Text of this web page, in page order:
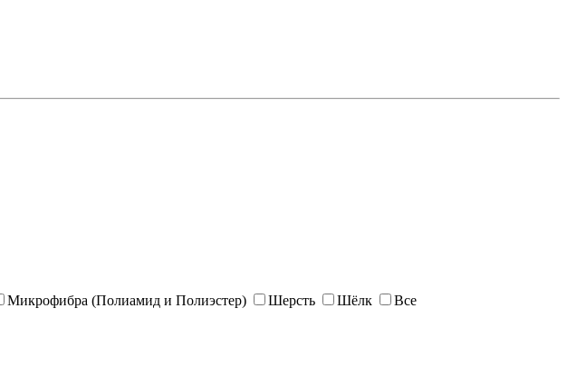
Микрофибра (Полиамид и Полиэстер) Шерсть Шёлк Все